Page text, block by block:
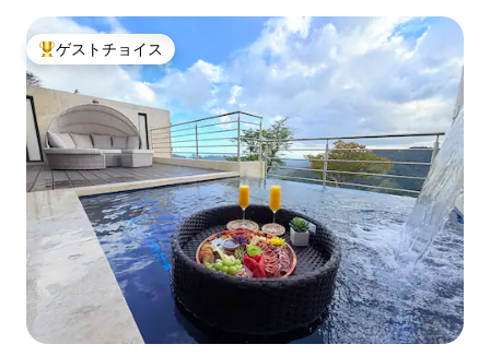
大好評のゲストチョイスです。
ゲストチョイス